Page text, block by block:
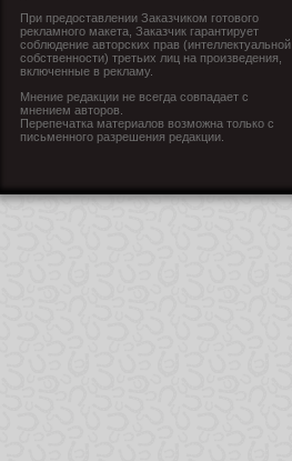
При предоставлении Заказчиком готового
рекламного макета, Заказчик гарантирует
соблюдение авторских прав (интеллектуальной
собственности) третьих лиц на произведения,
включенные в рекламу.
Мнение редакции не всегда совпадает с
мнением авторов.
Перепечатка материалов возможна только с
письменного разрешения редакции.